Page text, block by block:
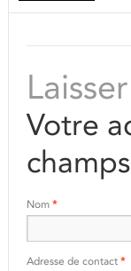
Votre
Nom *
Adresse de contact *